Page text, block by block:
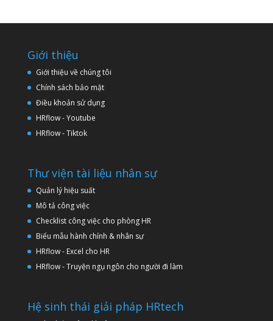
Giới thiệu
Giới thiệu về chúng tôi
Chính sách bảo mật
Điều khoản sử dụng
HRflow - Youtube
HRflow - Tiktok
Thư viện tài liệu nhân sự
Quản lý hiệu suất
Mô tả công việc
Checklist công việc cho phòng HR
Biểu mẫu hành chính & nhân sự
HRflow - Excel cho HR
HRflow - Truyện ngụ ngôn cho người đi làm
Hệ sinh thái giải pháp HRtech